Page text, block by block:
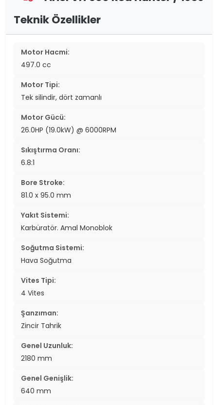
Teknik Özellikler
Motor Hacmi:
497.0 cc
Motor Tipi:
Tek silindir, dört zamanlı
Motor Gücü:
26.0HP (19.0kW) @ 6000RPM
Sıkıştırma Oranı:
6.8:1
Bore Stroke:
81.0 x 95.0 mm
Yakıt Sistemi:
Karbüratör. Amal Monoblok
Soğutma Sistemi:
Hava Soğutma
Vites Tipi:
4 Vites
Şanzıman:
Zincir Tahrik
Genel Uzunluk:
2180 mm
Genel Genişlik:
640 mm